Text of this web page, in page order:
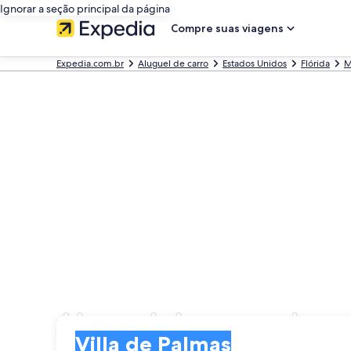
Ignorar a seção principal da página
Compre suas viagens
Expedia.com.br Aluguel de carro Estados Unidos Flórida
Aluguel de carros
Villa de Palmas